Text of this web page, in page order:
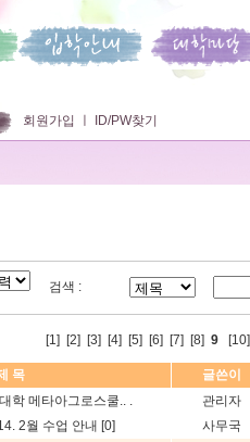
회원가입 ID/PW찾기
검색 :
[1] [2] [3] [4] [5] [6] [7] [8] 9[10]
목 글쓴이
학 메타아그로스쿨.. . 관리자
2월 수업 안내 [0] 사무국